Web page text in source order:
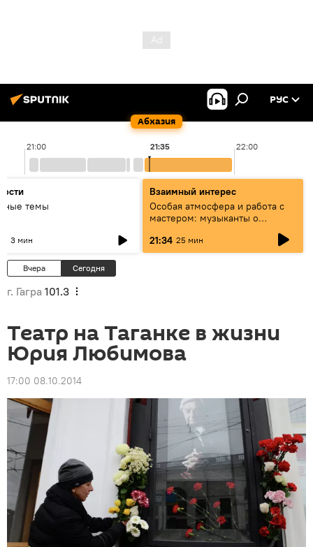
Абхазия
РУС
21:00 22:00
21:35
темы
3 мин
Взаимный интерес
Особая атмосфера и работа с
мастером: музыканты о
21:34 25 мин
Вчера Сегодня
г. Гагра 101.3
Театр на Таганке в жизни
Юрия Любимова
17:00 08.10.2014